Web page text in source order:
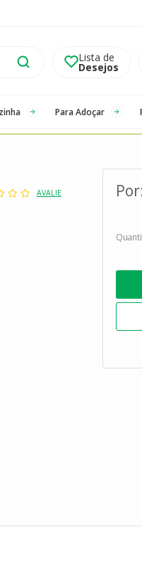
Lista de
Desejos
Para Adoçar
AVALIE